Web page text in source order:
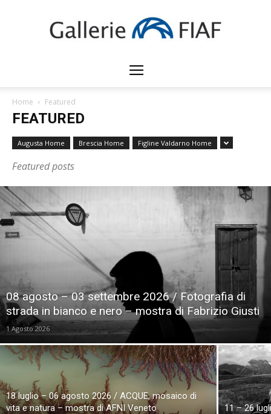
Gallerie
Home Featured
FEATURED
Augusta Home Brescia Home Figline Valdarno Home
Featured posts
08 agosto – 03 settembre 2026 / Fotografia di
strada in bianco e nero – mostra di Fabrizio Giusti
1 Agosto 2026
18 luglio – 06 agosto 2026 / ACQUE, mosaico di
vita e natura – mostra di AFNI Veneto
11 – 26